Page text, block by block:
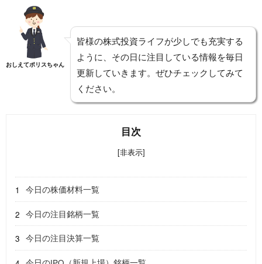
おしえてポリスちゃん
皆様の株式投資ライフが少しでも充実する
ように、その日に注目している情報を毎日
更新していきます。ぜひチェックしてみて
ください。
目次
[非表示]
今日の株価材料一覧
今日の注目銘柄一覧
今日の注目決算一覧